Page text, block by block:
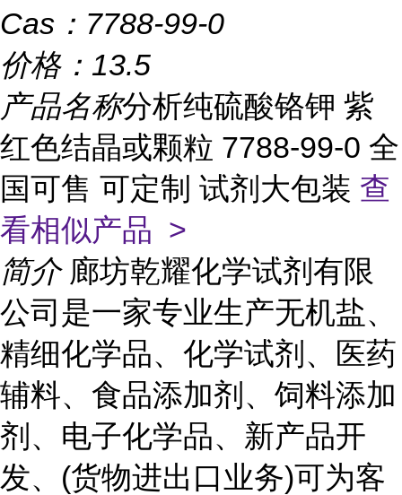
Cas： 7788-99-0
价格： 13.5
产品名称分析纯硫酸铬钾 紫
红色结晶或颗粒 7788-99-0 全
国可售 可定制 试剂大包装 查
看相似产品 >
简介 廊坊乾耀化学试剂有限
公司是一家专业生产无机盐、
精细化学品、化学试剂、医药
辅料、食品添加剂、饲料添加
剂、电子化学品、新产品开
发、(货物进出口业务)可为客